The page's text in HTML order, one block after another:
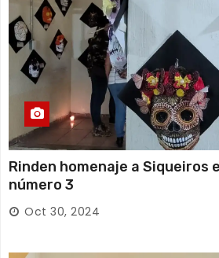
Rinden homenaje a Siqueiros
número 3
Oct 30, 2024